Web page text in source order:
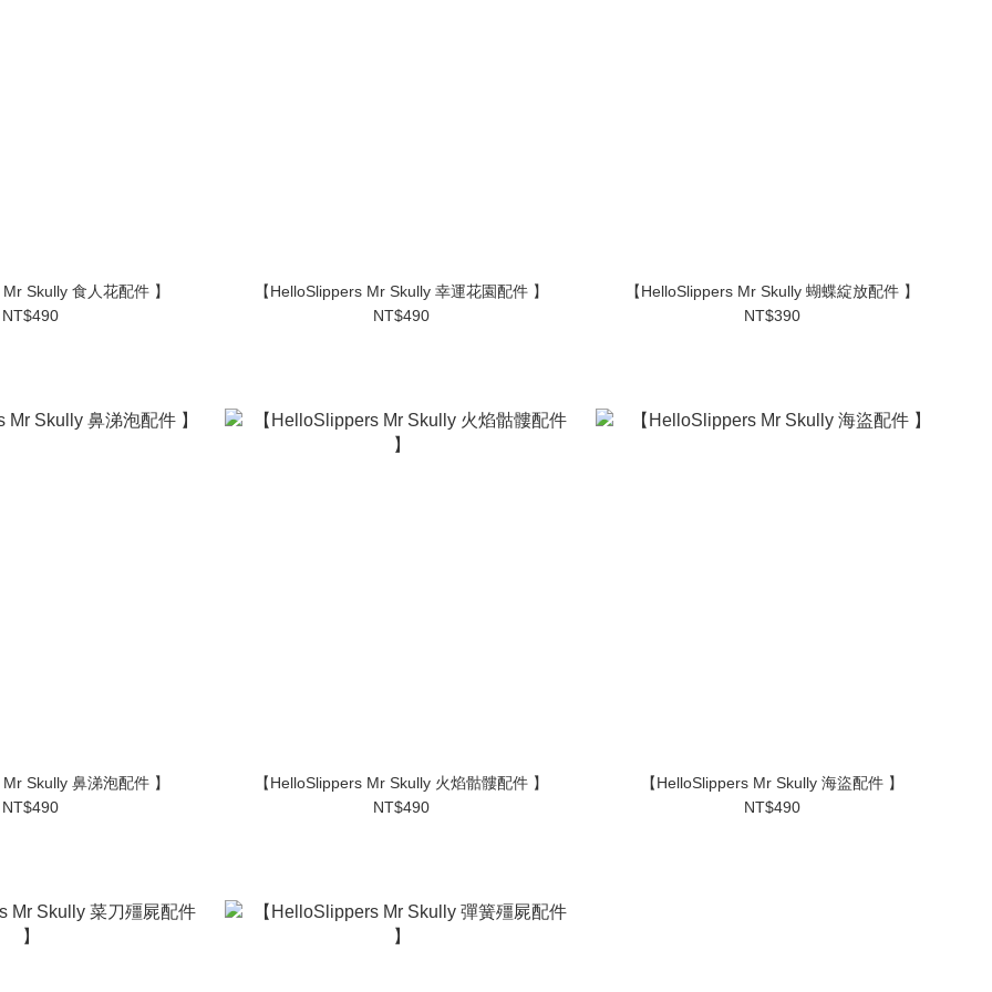
Skully 食人花配件 】
NT$490
【HelloSlippers Mr Skully 幸運花園配件 】
NT$490
【HelloSlippers Mr Skully 蝴蝶綻放配件 】
NT$390
Skully 鼻涕泡配件 】
NT$490
【HelloSlippers Mr Skully 火焰骷髏配件 】
NT$490
【HelloSlippers Mr Skully 海盜配件 】
NT$490